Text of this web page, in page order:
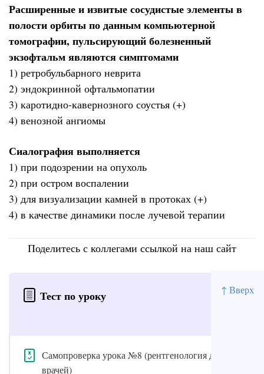
↑ Вверх
Расширенные и извитые сосудистые элементы в
полости орбиты по данным компьютерной
томографии, пульсирующий болезненный
экзофтальм являются симптомами
1) ретробульбарного неврита
2) эндокринной офтальмопатии
3) каротидно-кавернозного соустья (+)
4) венозной ангиомы
Сиалография выполняется
1) при подозрении на опухоль
2) при остром воспалении
3) для визуализации камней в протоках (+)
4) в качестве динамики после лучевой терапии
Поделитесь с коллегами ссылкой на наш сайт
Тест по уроку
Самопроверка урока №8 (рентгенология для
врачей)